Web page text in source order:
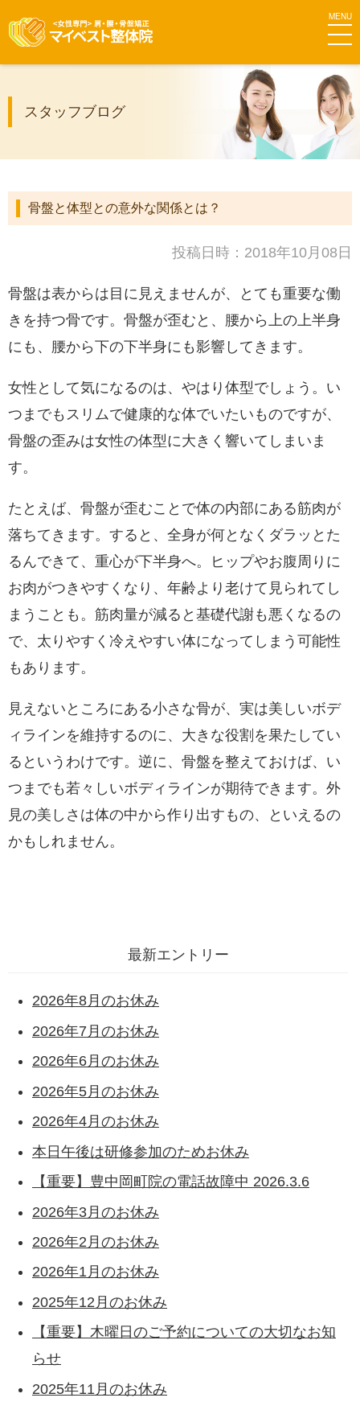
ト整体院
グループ
スタッフブログ
骨盤と体型との意外な関係とは？
投稿日時：2018年10月08日
骨盤は表からは目に見えませんが、とても重要な働
きを持つ骨です。骨盤が歪むと、腰から上の上半身
にも、腰から下の下半身にも影響してきます。
女性として気になるのは、やはり体型でしょう。い
つまでもスリムで健康的な体でいたいものですが、
骨盤の歪みは女性の体型に大きく響いてしまいま
す。
たとえば、骨盤が歪むことで体の内部にある筋肉が
落ちてきます。すると、全身が何となくダラッとた
るんできて、重心が下半身へ。ヒップやお腹周りに
お肉がつきやすくなり、年齢より老けて見られてし
まうことも。筋肉量が減ると基礎代謝も悪くなるの
で、太りやすく冷えやすい体になってしまう可能性
もあります。
見えないところにある小さな骨が、実は美しいボデ
ィラインを維持するのに、大きな役割を果たしてい
るというわけです。逆に、骨盤を整えておけば、い
つまでも若々しいボディラインが期待できます。外
見の美しさは体の中から作り出すもの、といえるの
かもしれません。
最新エントリー
2026年8月のお休み
2026年7月のお休み
2026年6月のお休み
2026年5月のお休み
2026年4月のお休み
本日午後は研修参加のためお休み
【重要】豊中岡町院の電話故障中 2026.3.6
2026年3月のお休み
2026年2月のお休み
2026年1月のお休み
2025年12月のお休み
【重要】木曜日のご予約についての大切なお知
らせ
2025年11月のお休み